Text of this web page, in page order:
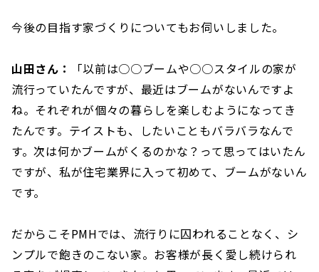
今後の目指す家づくりについてもお伺いしました。
山田さん：
「以前は○○ブームや○○スタイルの家が
流行っていたんですが、最近はブームがないんですよ
ね。それぞれが個々の暮らしを楽しむようになってき
たんです。テイストも、したいこともバラバラなんで
す。次は何かブームがくるのかな？って思ってはいたん
ですが、私が住宅業界に入って初めて、ブームがないん
です。
だからこそPMHでは、流行りに囚われることなく、シ
ンプルで飽きのこない家。お客様が長く愛し続けられ